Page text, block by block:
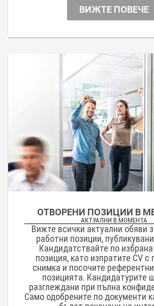
ВИЖТЕ ПОВЕЧЕ
ОТВОРЕНИ ПОЗИЦИИ В
АКТУАЛНИ В МОМЕНТА
Вижте всички актуални обяви
работни позиции,
Кандидатствайте по
позиция, като изпратите CV с
снимка и посочите
позицията. Кандидатурите
разглеждани при пълна
Само одобрените по документи